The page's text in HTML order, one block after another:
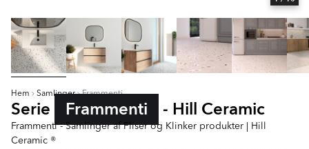
Hem Samlinger Frammenti
Serie Frammenti - Hill Ceramic
Frammenti - Samlinger af Fliser og Klinker produkter | Hill
Ceramic ®